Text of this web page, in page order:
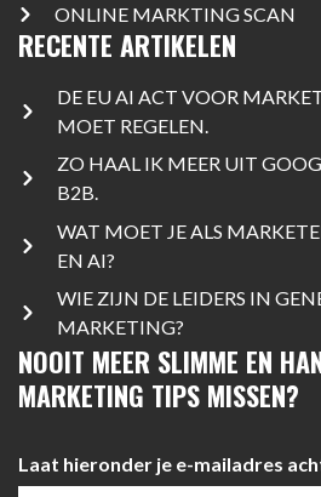
ONLINE MARKTING SCAN
RECENTE ARTIKELEN
DE EU AI ACT VOOR
MOET REGELEN.
ZO HAAL IK MEER UIT
B2B.
WAT MOET JE ALS
EN AI?
WIE ZIJN DE LEIDERS IN
MARKETING?
NOOIT MEER SLIMME EN
MARKETING TIPS MISSEN?
Laat hieronder je e-mailadres